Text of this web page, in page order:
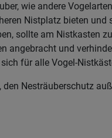
wie andere
Nistplatz bieten
sollte am Nistkasten
angebracht und
für alle Vogel-
den Nesträuberschutz